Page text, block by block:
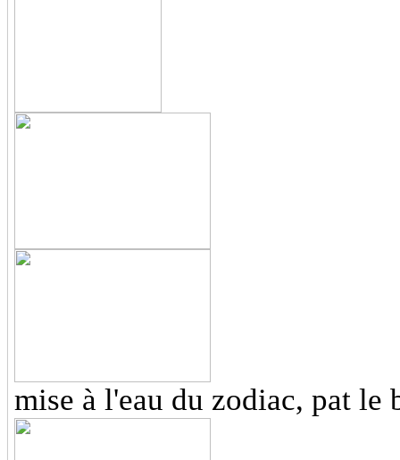
mise à l'eau du zodiac, pat le